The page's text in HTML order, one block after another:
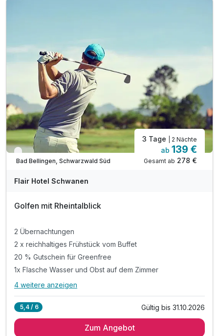
inkl. KONUS-Gästekarte während dem Aufenthalt
Tipp: Wandern entlang der Wutachschlucht
Tipp: Tatzmania Wildpark
Tipp: Hasenhorn Coaster
Nur noch bis Oktober
Bad Bellingen, Schwarzwald Süd
3 Tage | 2 Nächte
ab 139 €
Gesamt ab 278 €
Flair Hotel Schwanen
Golfen mit Rheintalblick
2 Übernachtungen
2 x reichhaltiges Frühstück vom Buffet
20 % Gutschein für Greenfree
1x Flasche Wasser und Obst auf dem Zimmer
Alle Inklusivleistungen
2 x reichhaltiges Frühstück vom Buffet
4 weitere anzeigen
5,4 / 6 Gültig bis 31.10.2026
Zum Angebot